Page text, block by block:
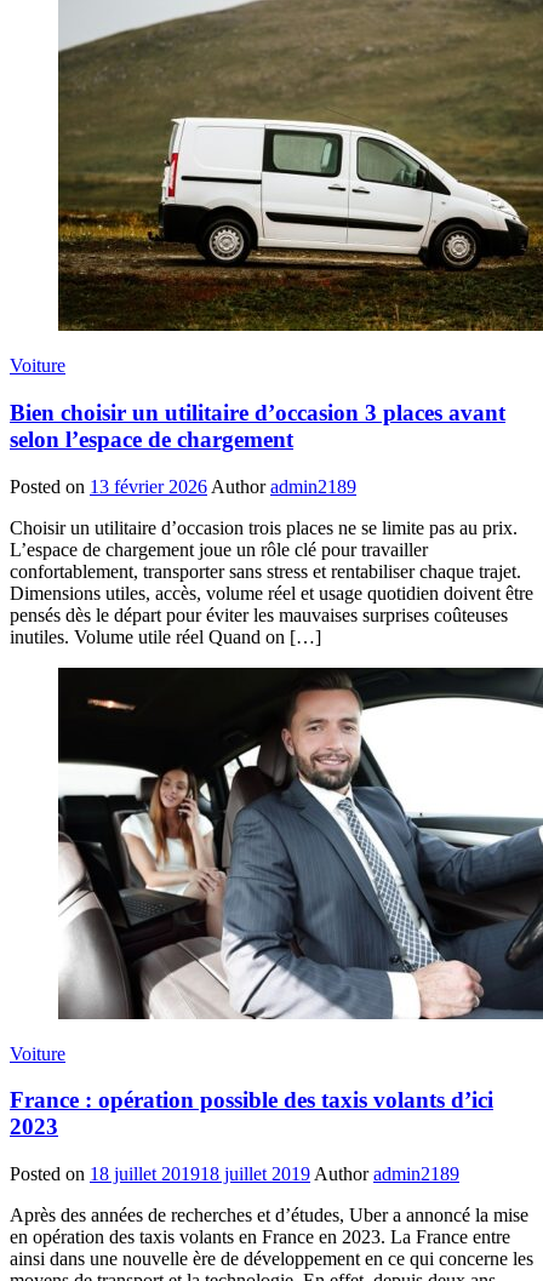
Voiture
Bien choisir un utilitaire d’occasion 3 places avant
selon l’espace de chargement
Posted on 13 février 2026 Author admin2189
Choisir un utilitaire d’occasion trois places ne se limite pas au prix.
L’espace de chargement joue un rôle clé pour travailler
confortablement, transporter sans stress et rentabiliser chaque trajet.
Dimensions utiles, accès, volume réel et usage quotidien doivent être
pensés dès le départ pour éviter les mauvaises surprises coûteuses
inutiles. Volume utile réel Quand on […]
Voiture
France : opération possible des taxis volants d’ici
2023
Posted on 18 juillet 201918 juillet 2019 Author admin2189
Après des années de recherches et d’études, Uber a annoncé la mise
en opération des taxis volants en France en 2023. La France entre
ainsi dans une nouvelle ère de développement en ce qui concerne les